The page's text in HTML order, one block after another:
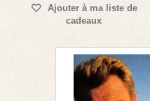
Ajouter à ma liste de
cadeaux